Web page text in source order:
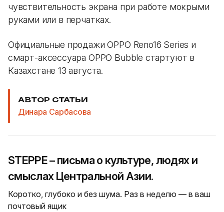
чувствительность экрана при работе мокрыми
руками или в перчатках.
Официальные продажи OPPO Reno16 Series и
смарт-аксессуара OPPO Bubble стартуют в
Казахстане 13 августа.
АВТОР СТАТЬИ
Динара Сарбасова
STEPPE – письма о культуре, людях и
смыслах Центральной Азии.
Коротко, глубоко и без шума. Раз в неделю — в ваш
почтовый ящик